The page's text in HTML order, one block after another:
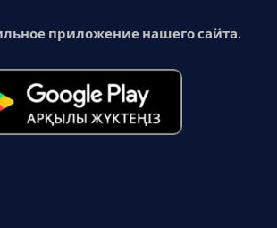
приложение нашего сайта.